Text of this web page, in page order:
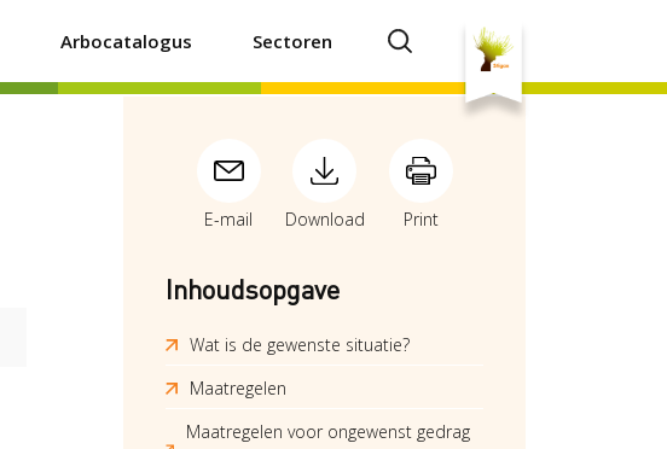
Arbocatalogus Sectoren
E-mail Download Print
Inhoudsopgave
Wat is de gewenste situatie?
Maatregelen
Maatregelen voor ongewenst gedrag